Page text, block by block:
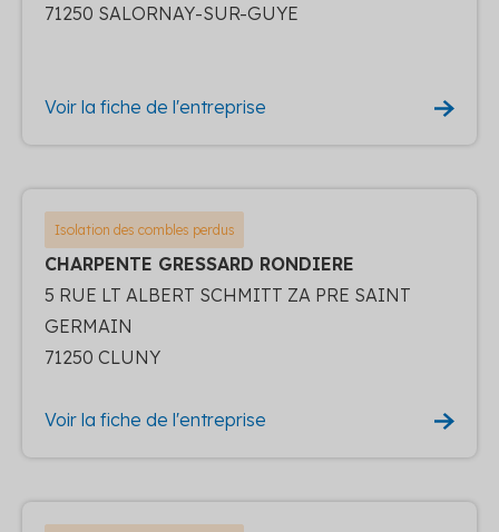
71250 SALORNAY-SUR-GUYE
Voir la fiche de l'entreprise
Isolation des combles perdus
CHARPENTE GRESSARD RONDIERE
5 RUE LT ALBERT SCHMITT ZA PRE SAINT
GERMAIN
71250 CLUNY
Voir la fiche de l'entreprise